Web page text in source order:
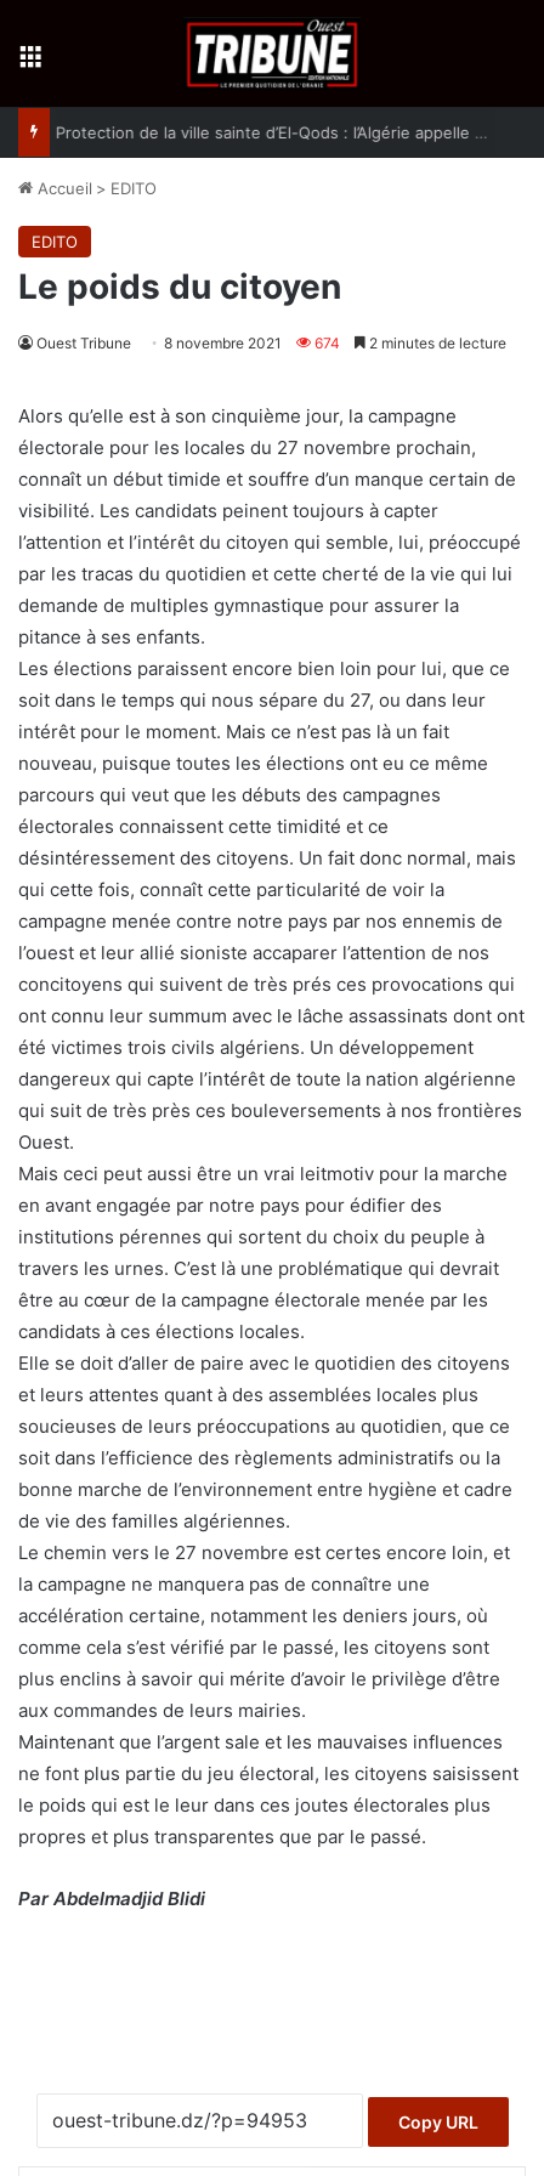
Protection de la ville sainte d’El-Qods : l’Algérie appelle à une action collective
Accueil > EDITO
EDITO
Le poids du citoyen
Ouest Tribune 8 novembre 2021 674 2 minutes de lecture
Alors qu’elle est à son cinquième jour, la campagne
électorale pour les locales du 27 novembre prochain,
connaît un début timide et souffre d’un manque certain de
visibilité. Les candidats peinent toujours à capter
l’attention et l’intérêt du citoyen qui semble, lui, préoccupé
par les tracas du quotidien et cette cherté de la vie qui lui
demande de multiples gymnastique pour assurer la
pitance à ses enfants.
Les élections paraissent encore bien loin pour lui, que ce
soit dans le temps qui nous sépare du 27, ou dans leur
intérêt pour le moment. Mais ce n’est pas là un fait
nouveau, puisque toutes les élections ont eu ce même
parcours qui veut que les débuts des campagnes
électorales connaissent cette timidité et ce
désintéressement des citoyens. Un fait donc normal, mais
qui cette fois, connaît cette particularité de voir la
campagne menée contre notre pays par nos ennemis de
l’ouest et leur allié sioniste accaparer l’attention de nos
concitoyens qui suivent de très prés ces provocations qui
ont connu leur summum avec le lâche assassinats dont ont
été victimes trois civils algériens. Un développement
dangereux qui capte l’intérêt de toute la nation algérienne
qui suit de très près ces bouleversements à nos frontières
Ouest.
Mais ceci peut aussi être un vrai leitmotiv pour la marche
en avant engagée par notre pays pour édifier des
institutions pérennes qui sortent du choix du peuple à
travers les urnes. C’est là une problématique qui devrait
être au cœur de la campagne électorale menée par les
candidats à ces élections locales.
Elle se doit d’aller de paire avec le quotidien des citoyens
et leurs attentes quant à des assemblées locales plus
soucieuses de leurs préoccupations au quotidien, que ce
soit dans l’efficience des règlements administratifs ou la
bonne marche de l’environnement entre hygiène et cadre
de vie des familles algériennes.
Le chemin vers le 27 novembre est certes encore loin, et
la campagne ne manquera pas de connaître une
accélération certaine, notamment les deniers jours, où
comme cela s’est vérifié par le passé, les citoyens sont
plus enclins à savoir qui mérite d’avoir le privilège d’être
aux commandes de leurs mairies.
Maintenant que l’argent sale et les mauvaises influences
ne font plus partie du jeu électoral, les citoyens saisissent
le poids qui est le leur dans ces joutes électorales plus
propres et plus transparentes que par le passé.
Par Abdelmadjid Blidi
Copy URL